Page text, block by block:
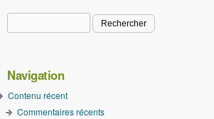
Formulaire de recherche
Navigation
Contenu récent
Commentaires récents